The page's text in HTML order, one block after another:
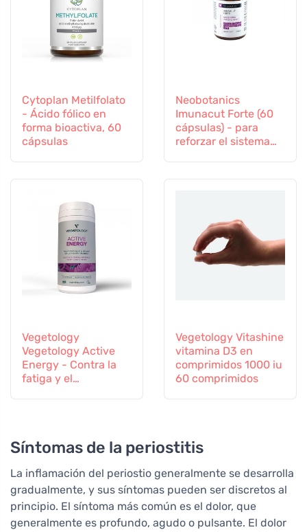
Cytoplan Metilfolato
- Ácido fólico en
forma bioactiva, 60
cápsulas
Neobotanics
Imunacut Forte (60
cápsulas) - para
reforzar el sistema
Vegetology
Vegetology Active
Energy - Contra la
fatiga y el
Vegetology Vitashine
vitamina D3 en
comprimidos 1000 iu
60 comprimidos
Síntomas de la periostitis
La inflamación del periostio generalmente se desarrolla
gradualmente, y sus síntomas pueden ser discretos al
principio. El síntoma más común es el dolor, que
generalmente es profundo, agudo o pulsante. El dolor